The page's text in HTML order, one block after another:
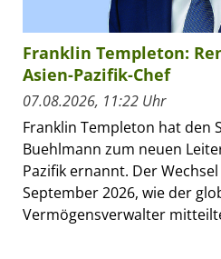
Franklin Templeton:
Asien-Pazifik-Chef
07.08.2026, 11:22 Uhr
Franklin Templeton hat den
Buehlmann zum neuen
Pazifik ernannt. Der
September 2026, wie der
Vermögensverwalter